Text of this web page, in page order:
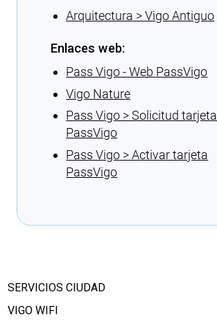
Arquitectura > Vigo Antiguo
Enlaces web:
Pass Vigo - Web PassVigo
Vigo Nature
Pass Vigo > Solicitud tarjeta
PassVigo
Pass Vigo > Activar tarjeta
PassVigo
SERVICIOS CIUDAD
VIGO WIFI